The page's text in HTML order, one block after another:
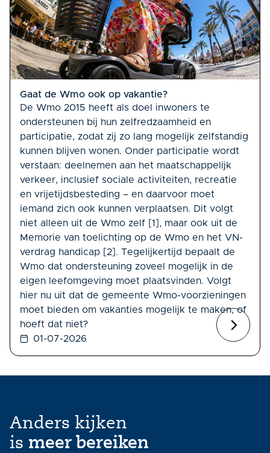
Gaat de Wmo ook op vakantie?
De Wmo 2015 heeft als doel inwoners te
ondersteunen bij hun zelfredzaamheid en
participatie, zodat zij zo lang mogelijk zelfstandig
kunnen blijven wonen. Onder participatie wordt
verstaan: deelnemen aan het maatschappelijk
verkeer, inclusief sociale activiteiten, recreatie
en vrijetijdsbesteding – en daarvoor moet
iemand zich ook kunnen verplaatsen. Dit volgt
niet alleen uit de Wmo zelf [1], maar ook uit de
Memorie van toelichting op de Wmo en het VN-
verdrag handicap [2]. Tegelijkertijd bepaalt de
Wmo dat ondersteuning zoveel mogelijk in de
eigen leefomgeving moet plaatsvinden. Volgt
hier nu uit dat de gemeente Wmo-voorzieningen
moet bieden om vakanties mogelijk te maken, of
hoeft dat niet?
01-07-2026
Anders kijken
is meer bereiken